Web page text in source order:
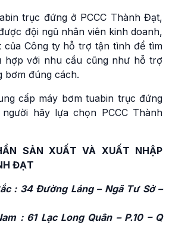
trục đứng ở PCCC Thành Đạt,
đội ngũ nhân viên kinh doanh,
của Công ty hỗ trợ tận tình để tìm
hợp với nhu cầu cũng như hỗ trợ
bơm đúng cách.
cấp máy bơm tuabin trục đứng
hãy lựa chọn PCCC Thành
SẢN XUẤT VÀ XUẤT NHẬP
ĐẠT
: 34 Đường Láng – Ngã Tư Sở –
: 61 Lạc Long Quân – P.10 – Q